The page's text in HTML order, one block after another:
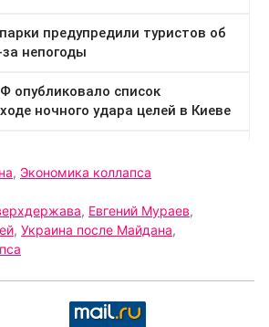
, Экономика коллапса
, Евгений Мураев,
, Украина после Майдана,